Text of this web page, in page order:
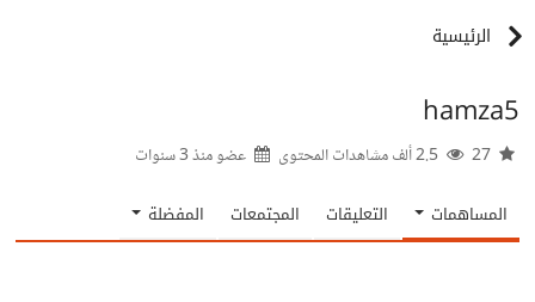
الرئيسية
hamza5
عضو منذ3 سنوات
المساهمات التعليقات المجتمعات المفضلة